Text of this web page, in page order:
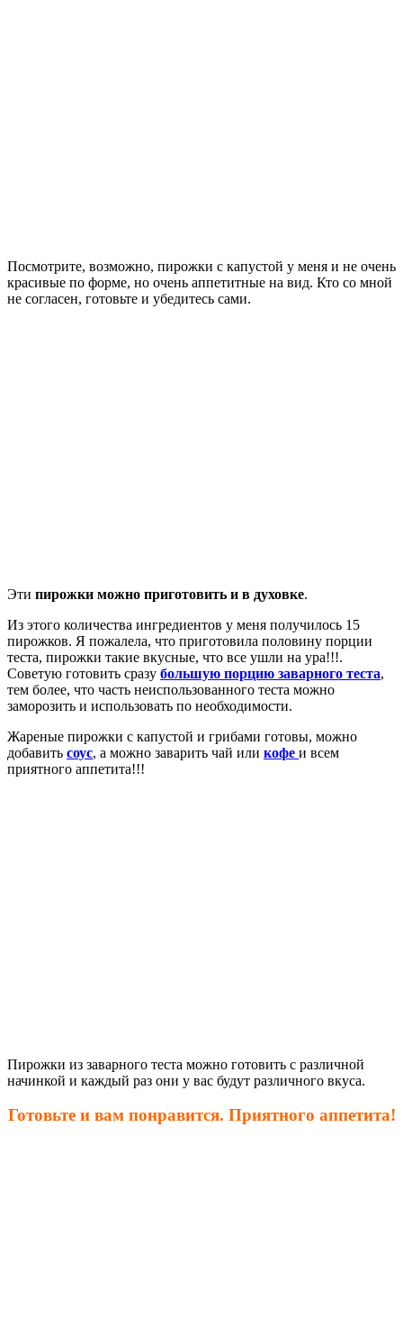
Посмотрите, возможно, пирожки с капустой у меня и не очень
красивые по форме, но очень аппетитные на вид. Кто со мной
не согласен, готовьте и убедитесь сами.
Эти пирожки можно приготовить и в духовке.
Из этого количества ингредиентов у меня получилось 15
пирожков. Я пожалела, что приготовила половину порции
теста, пирожки такие вкусные, что все ушли на ура!!!.
Советую готовить сразу большую порцию заварного теста,
тем более, что часть неиспользованного теста можно
заморозить и использовать по необходимости.
Жареные пирожки с капустой и грибами готовы, можно
добавить соус, а можно заварить чай или кофе и всем
приятного аппетита!!!
Пирожки из заварного теста можно готовить с различной
начинкой и каждый раз они у вас будут различного вкуса.
Готовьте и вам понравится. Приятного аппетита!